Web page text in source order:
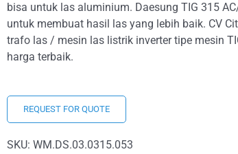
bisa untuk las aluminium. Daesung TIG 315
untuk membuat hasil las yang lebih baik. CV
trafo las / mesin las listrik inverter tipe mesin
harga terbaik.
REQUEST FOR QUOTE
SKU: WM.DS.03.0315.053